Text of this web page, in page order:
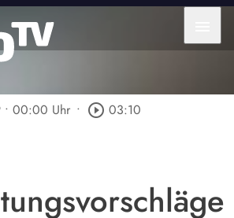
• 00:00 Uhr • play_circle_outline 03:10